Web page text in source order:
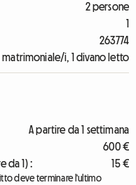
2 persone
1
263774
matrimoniale/i, 1 divano letto
A partire da 1 settimana
600 €
da 1) :
15 €
deve terminare l'ultimo